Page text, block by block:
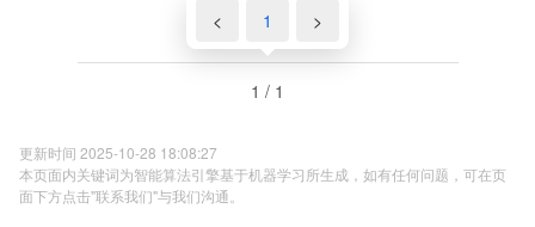
< 1 >
1 / 1
更新时间 2025-10-28 18:08:27
本页面内关键词为智能算法引擎基于机器学习所生成，如有任何问题，可在页
面下方点击"联系我们"与我们沟通。